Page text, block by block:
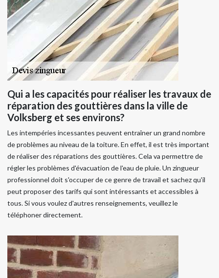
Qui a les capacités pour réaliser les travaux de
réparation des gouttières dans la ville de
Volksberg et ses environs?
Les intempéries incessantes peuvent entraîner un grand nombre
de problèmes au niveau de la toiture. En effet, il est très important
de réaliser des réparations des gouttières. Cela va permettre de
régler les problèmes d'évacuation de l'eau de pluie. Un zingueur
professionnel doit s'occuper de ce genre de travail et sachez qu'il
peut proposer des tarifs qui sont intéressants et accessibles à
tous. Si vous voulez d'autres renseignements, veuillez le
téléphoner directement.